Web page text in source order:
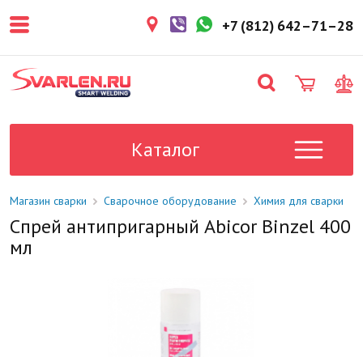
более 3 рабочих дней.
поставки в магазин: 1-2 рабочих
дня.
Данный товар отсутствует на
уточните у менеджера.
+7 (812) 642–71–28
Каталог
Магазин сварки Сварочное оборудование Химия для сварки
Спрей антипригарный Abicor Binzel 400
мл